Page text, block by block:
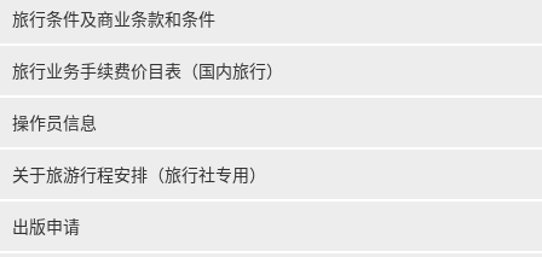
旅行条件及商业条款和条件
旅行业务手续费价目表（国内旅行）
操作员信息
关于旅游行程安排（旅行社专用）
出版申请